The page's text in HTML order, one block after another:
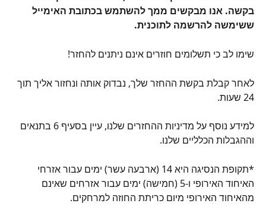
בקשה. אנו מבקשים ממך להשתמש בכתובת האימייל
ששימשה להרשמה לתוכנית.
שימו לב כי תשלומים חוזרים אינם ניתנים להחזר!
לאחר קבלת בקשת ההחזר שלך, נבדוק אותה ונחזור אליך תוך
24 שעות.
למידע נוסף על מדיניות ההחזרים שלנו, עיין בסעיף 6 בתנאים
וההגבלות הכלליים שלנו.
*תקופת הנסיגה היא 14 (ארבעה עשר) ימים עבור אזרחי
האיחוד האירופי ו-5 (חמישה) ימים עבור אזרחים שאינם
מהאיחוד האירופי מיום כריתת החוזה למרחקים.